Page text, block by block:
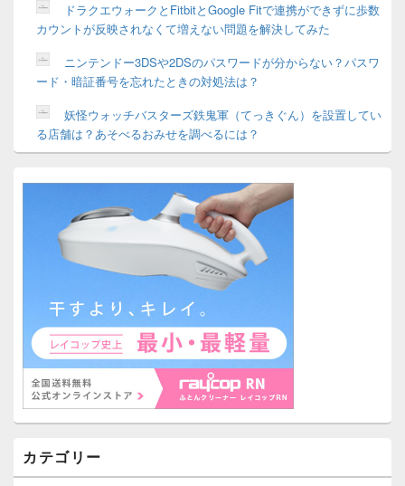
ドラクエウォークとFitbitとGoogle Fitで連携ができずに歩数
カウントが反映されなくて増えない問題を解決してみた
ニンテンドー3DSや2DSのパスワードが分からない？パスワ
ード・暗証番号を忘れたときの対処法は？
妖怪ウォッチバスターズ鉄鬼軍（てっきぐん）を設置してい
る店舗は？あそべるおみせを調べるには？
カテゴリー